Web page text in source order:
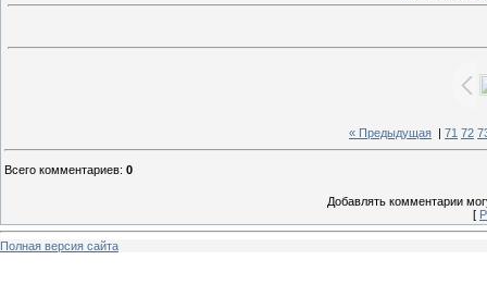
« Предыдущая 71 72
Всего комментариев: 0
Добавлять комментарии
[
Полная версия сайта